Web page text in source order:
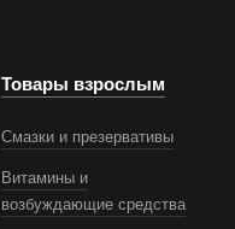
Товары взрослым
Смазки и презервативы
Витамины и
возбуждающие средства